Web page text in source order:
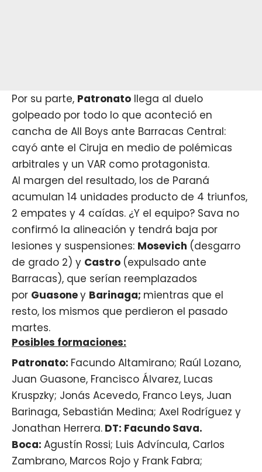
Por su parte, Patronato llega al duelo
golpeado por todo lo que aconteció en
cancha de All Boys ante Barracas Central:
cayó ante el Ciruja en medio de polémicas
arbitrales y un VAR como protagonista.
Al margen del resultado, los de Paraná
acumulan 14 unidades producto de 4 triunfos,
2 empates y 4 caídas. ¿Y el equipo? Sava no
confirmó la alineación y tendrá baja por
lesiones y suspensiones: Mosevich (desgarro
de grado 2) y Castro (expulsado ante
Barracas), que serían reemplazados
por Guasoney Barinaga; mientras que el
resto, los mismos que perdieron el pasado
martes.
Posibles formaciones:
Patronato: Facundo Altamirano; Raúl Lozano,
Juan Guasone, Francisco Álvarez, Lucas
Kruspzky; Jonás Acevedo, Franco Leys, Juan
Barinaga, Sebastián Medina; Axel Rodríguez y
Jonathan Herrera. DT: Facundo Sava.
Boca: Agustín Rossi; Luis Advíncula, Carlos
Zambrano, Marcos Rojo y Frank Fabra;